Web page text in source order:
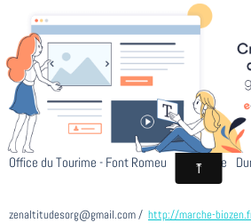
Marché BIOZEN 2014
Du 11/07/2014au 13/07/2014 à 00:00
Ajouter au calendrier
Office du Tourime - Font Romeu Entré libre
zenaltitudesorg@gmail.com http://marche-